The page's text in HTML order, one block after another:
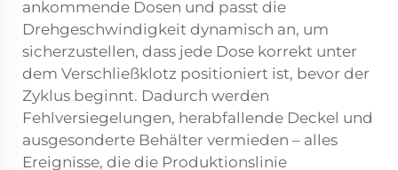
ankommende Dosen und passt die
Drehgeschwindigkeit dynamisch an, um
sicherzustellen, dass jede Dose korrekt unter
dem Verschließklotz positioniert ist, bevor der
Zyklus beginnt. Dadurch werden
Fehlversiegelungen, herabfallende Deckel und
ausgesonderte Behälter vermieden – alles
Ereignisse, die die Produktionslinie